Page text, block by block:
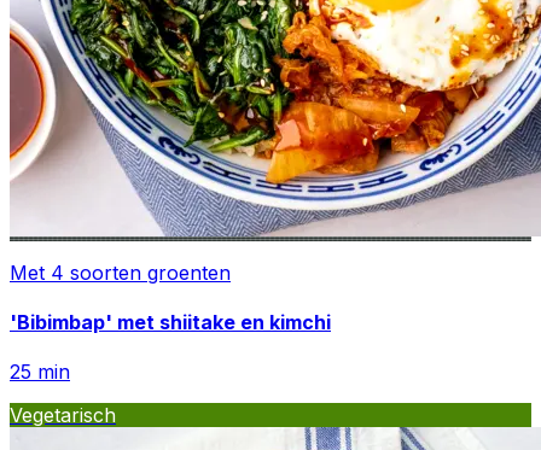
Met 4 soorten groenten
'Bibimbap' met shiitake en kimchi
25 min
Vegetarisch